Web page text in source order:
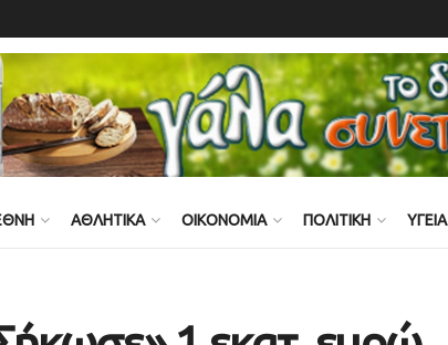
ΑΘΛΗΤΙΚΑ ΟΙΚΟΝΟΜΙΑ ΠΟΛΙΤΙΚΗ ΥΓΕΙΑ